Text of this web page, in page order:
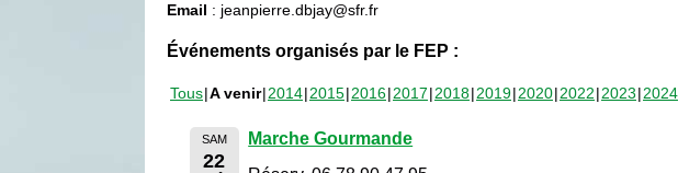
Email : jeanpierre.dbjay@sfr.fr
Événements organisés par le FEP :
Tous A venir 2014 2015 2016 2017 2018 2019 2020 2022 2023 2024
SAM
22
Marche Gourmande